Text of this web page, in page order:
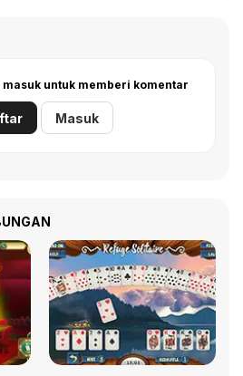
untuk memberi komentar
Masuk